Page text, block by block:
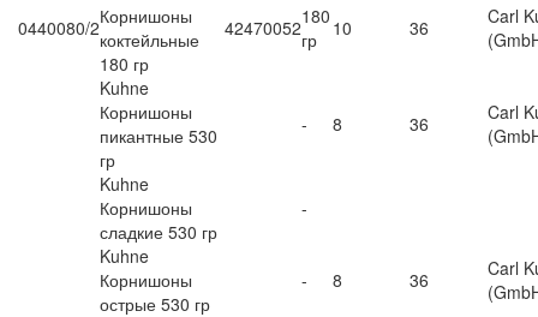
0440080/2Корнишоны
коктейльные
180 гр
42470052180
гр
10 36
Carl
Kuhne
Корнишоны
пикантные 530
гр
- 8 36
Carl
Kuhne
Корнишоны
сладкие 530 гр
-
Kuhne
Корнишоны
острые 530 гр
- 8 36
Carl